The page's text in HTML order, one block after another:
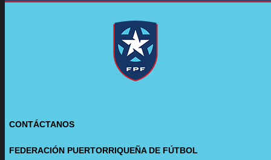
CONTÁCTANOS
FEDERACIÓN PUERTORRIQUEÑA DE FÚTBOL